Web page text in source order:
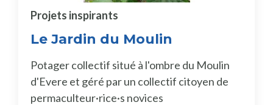
Le Jardin du Moulin
Projets inspirants
Potager collectif situé à l'ombre du Moulin
d'Evere et géré par un collectif citoyen de
permaculteur·rice·s novices